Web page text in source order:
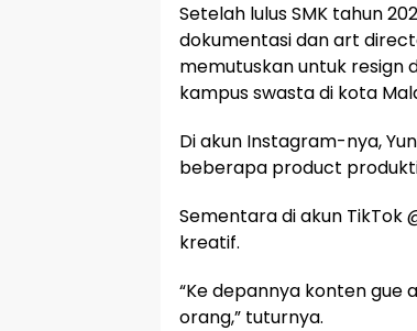
Setelah lulus SMK tahun
dokumentasi dan art
memutuskan untuk resign
kampus swasta di kota
Di akun Instagram-nya,
beberapa product
Sementara di akun TikTok
kreatif.
“Ke depannya konten
orang,” tuturnya.